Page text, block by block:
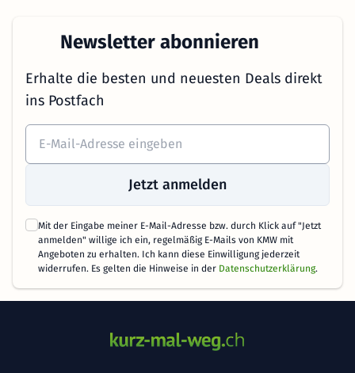
Newsletter abonnieren
Erhalte die besten und neuesten Deals direkt
ins Postfach
Jetzt anmelden
Mit der Eingabe meiner E-Mail-Adresse bzw. durch Klick auf "Jetzt
anmelden" willige ich ein, regelmäßig E-Mails von KMW mit
Angeboten zu erhalten. Ich kann diese Einwilligung jederzeit
widerrufen. Es gelten die Hinweise in der Datenschutzerklärung.